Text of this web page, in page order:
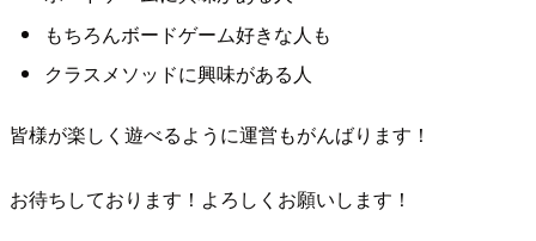
もちろんボードゲーム好きな人も
クラスメソッドに興味がある人
皆様が楽しく遊べるように運営もがんばります！
お待ちしております！よろしくお願いします！